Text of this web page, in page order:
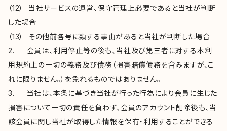
（12） 当社サービスの運営、保守管理上必要であると当社が判断
した場合
（13） その他前各号に類する事由があると当社が判断した場合
2. 会員は、利用停止等の後も、当社及び第三者に対する本利
用規約上の一切の義務及び債務（損害賠償債務を含みますが、こ
れに限りません。）を免れるものではありません。
3. 当社は、本条に基づき当社が行った行為により会員に生じた
損害について一切の責任を負わず、会員のアカウント削除後も、当
該会員に関し当社が取得した情報を保有・利用することができる